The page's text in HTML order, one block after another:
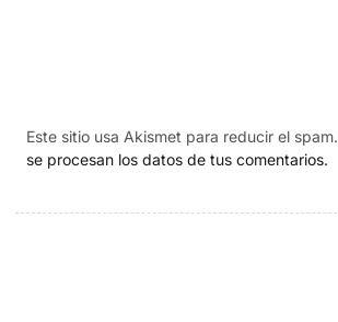
Este sitio usa Akismet para reducir el spam.
se procesan los datos de tus comentarios.